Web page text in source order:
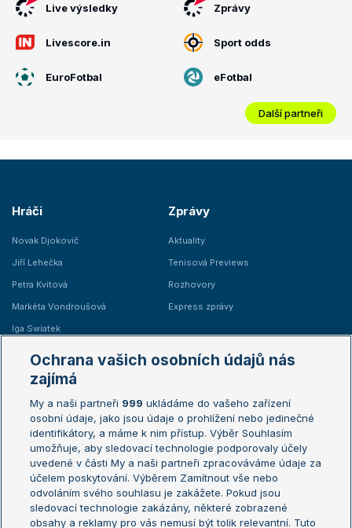
Live výsledky Zprávy
Livescore.in Sport odds
EuroFotbal eFotbal
Další partneři
Hráči
Novak Djokovič
Jiří Lehečka
Petra Kvitová
Markéta Vondroušová
Iga Swiatek
Zprávy
Aktuality
Tenisová Previews
Rozhovory
Express zprávy
Žebříčky
Žebříček ATP (muži)
Žebříček WTA (ženy)
Sázkařský žebříček
Australian Open
French Open
Wimbledon
US Open
Turnaj mistrů
Turnaj mistryň
Ochrana vašich osobních údajů nás
zajímá
My a naši partneři 999 ukládáme do vašeho zařízení
osobní údaje, jako jsou údaje o prohlížení nebo jedinečné
identifikátory, a máme k nim přístup. Výběr Souhlasím
umožňuje, aby sledovací technologie podporovaly účely
uvedené v části My a naši partneři zpracováváme údaje za
účelem poskytování. Výběrem Zamítnout vše nebo
odvoláním svého souhlasu je zakážete. Pokud jsou
sledovací technologie zakázány, některé zobrazené
obsahy a reklamy pro vás nemusí být tolik relevantní. Tuto